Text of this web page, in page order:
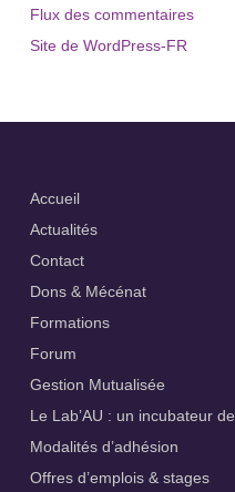
Flux des commentaires
Site de WordPress-FR
Accueil
Actualités
Contact
Dons & Mécénat
Formations
Forum
Gestion Mutualisée
Le Lab’AU : un incubateur
Modalités d’adhésion
Offres d’emplois & stages